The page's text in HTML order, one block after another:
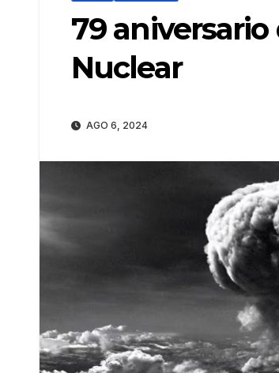
79
Nuclear
AGO 6, 2024